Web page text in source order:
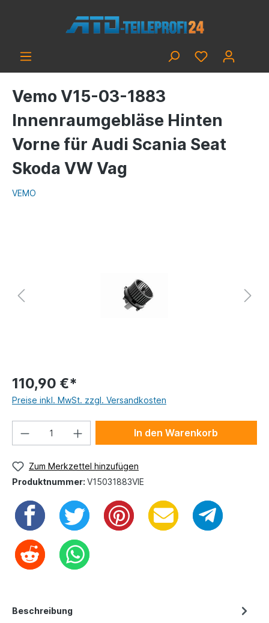
Vemo V15-03-1883
Innenraumgebläse Hinten
Vorne für Audi Scania Seat
Skoda VW Vag
VEMO
110,90 €*
Preise inkl. MwSt. zzgl. Versandkosten
In den Warenkorb
Zum Merkzettel hinzufügen
Produktnummer: V15031883VIE
Beschreibung